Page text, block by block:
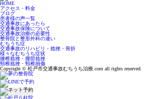
HOME
アクセス・料金
ブログ
患者様の声一覧
交通事故にあったら
交通事故保険について
交通事故治療の必要性
整骨院と整形外科の違い
むちうち症
交通事故のリハビリ・捻挫・骨折
様々なむちうち症状
腰椎捻挫・腰部捻挫
頸椎捻挫・頸椎損傷
Copyright © 松戸市交通事故むちうち治療.com all rights reserved.